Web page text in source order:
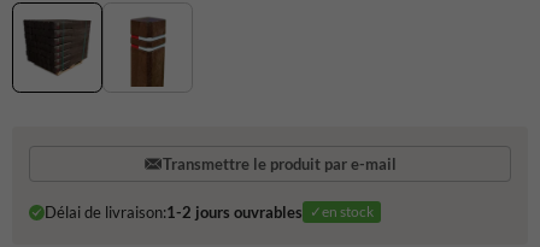
Transmettre le produit par e-mail
Délai de livraison:1-2 jours ouvrables ✓en stock